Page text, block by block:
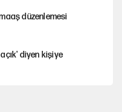
düzenlemesi
diyen kişiye